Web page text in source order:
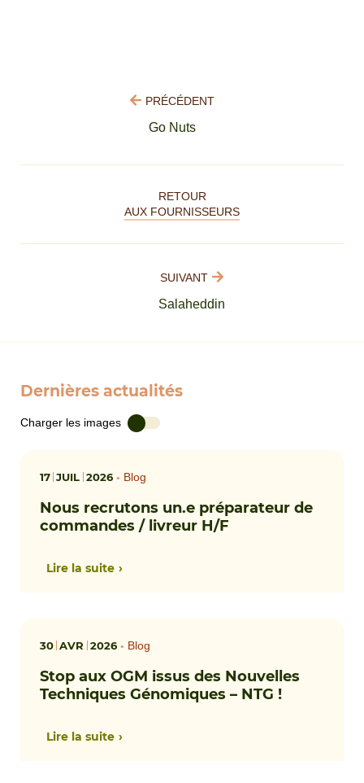
PRÉCÉDENT
Go Nuts
RETOUR
AUX FOURNISSEURS
SUIVANT
Salaheddin
Dernières actualités
Charger les images
17 JUIL 2026• Blog
Nous recrutons un.e préparateur de
commandes / livreur H/F
Lire la suite
30 AVR 2026• Blog
Stop aux OGM issus des Nouvelles
Techniques Génomiques – NTG !
Lire la suite